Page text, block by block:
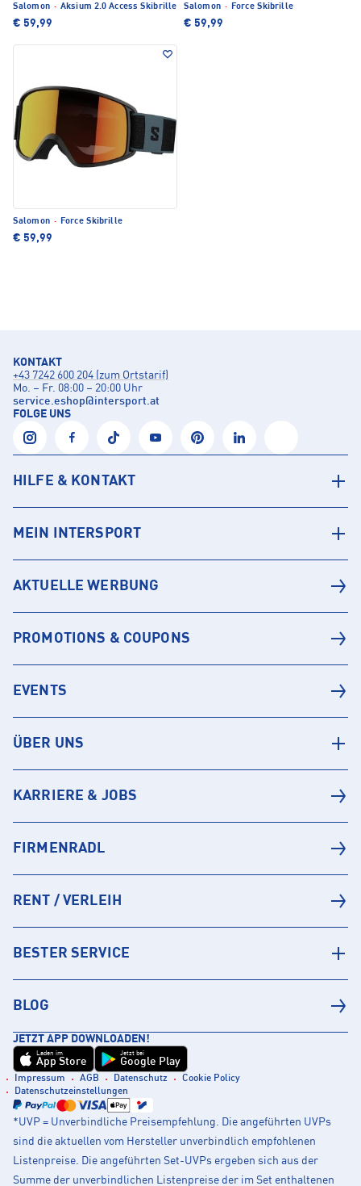
Salomon · Aksium 2.0 Access Skibrille
€ 59,99
Salomon · Force Skibrille
€ 59,99
Salomon · Force Skibrille
€ 59,99
KONTAKT
+43 7242 600 204 (zum Ortstarif)
Mo. – Fr. 08:00 – 20:00 Uhr
service.eshop@intersport.at
FOLGE UNS
HILFE & KONTAKT
MEIN INTERSPORT
AKTUELLE WERBUNG
PROMOTIONS & COUPONS
EVENTS
ÜBER UNS
KARRIERE & JOBS
FIRMENRADL
RENT / VERLEIH
BESTER SERVICE
BLOG
JETZT APP DOWNLOADEN!
Laden im
App Store
Jetzt bei
Google Play
Impressum AGB Datenschutz
Cookie Policy
Datenschutzeinstellungen
*UVP = Unverbindliche Preisempfehlung. Die angeführten UVPs
sind die aktuellen vom Hersteller unverbindlich empfohlenen
Listenpreise. Die angeführten Set-UVPs ergeben sich aus der
Summe der unverbindlichen Listenpreise der im Set enthaltenen